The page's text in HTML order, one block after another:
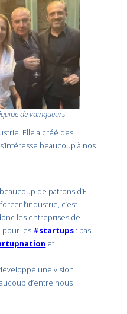
de vainqueurs
Elle a créé des
beaucoup à nos
de patrons d’ETI
l’industrie, c’est
les entreprises de
pour les #startups : pas
et
une vision
d’entre nous